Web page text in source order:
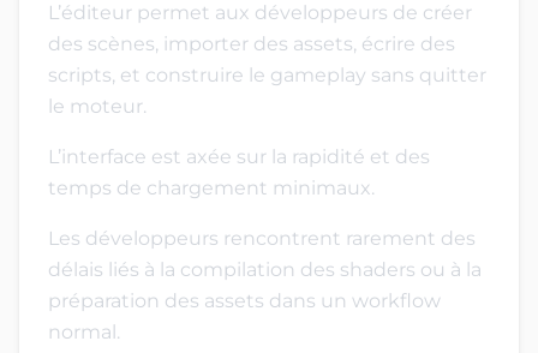
L’éditeur permet aux développeurs de créer
des scènes, importer des assets, écrire des
scripts, et construire le gameplay sans quitter
le moteur.
L’interface est axée sur la rapidité et des
temps de chargement minimaux.
Les développeurs rencontrent rarement des
délais liés à la compilation des shaders ou à la
préparation des assets dans un workflow
normal.